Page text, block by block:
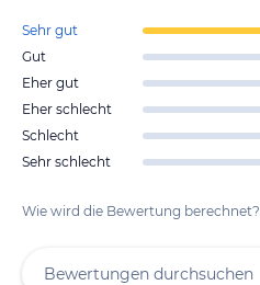
Sehr gut
Gut
Eher gut
Eher schlecht
Schlecht
Sehr schlecht
Wie wird die Bewertung berechnet?